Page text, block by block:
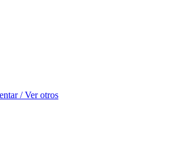
/ Ver otros